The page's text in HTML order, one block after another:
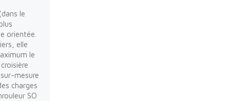
le
orientée.
elle
le
mesure
charges
SO